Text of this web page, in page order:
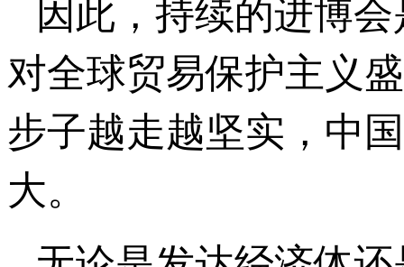
因此，持续的进博
对全球贸易保护主义
步子越走越坚实，中
大。